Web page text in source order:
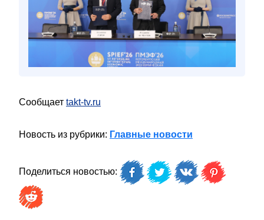
Сообщает takt-tv.ru
Новость из рубрики: Главные новости
Поделиться новостью: